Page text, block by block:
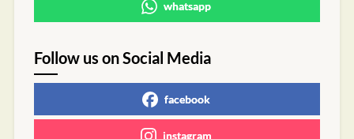
whatsapp
Follow us on Social Media
facebook
instagram